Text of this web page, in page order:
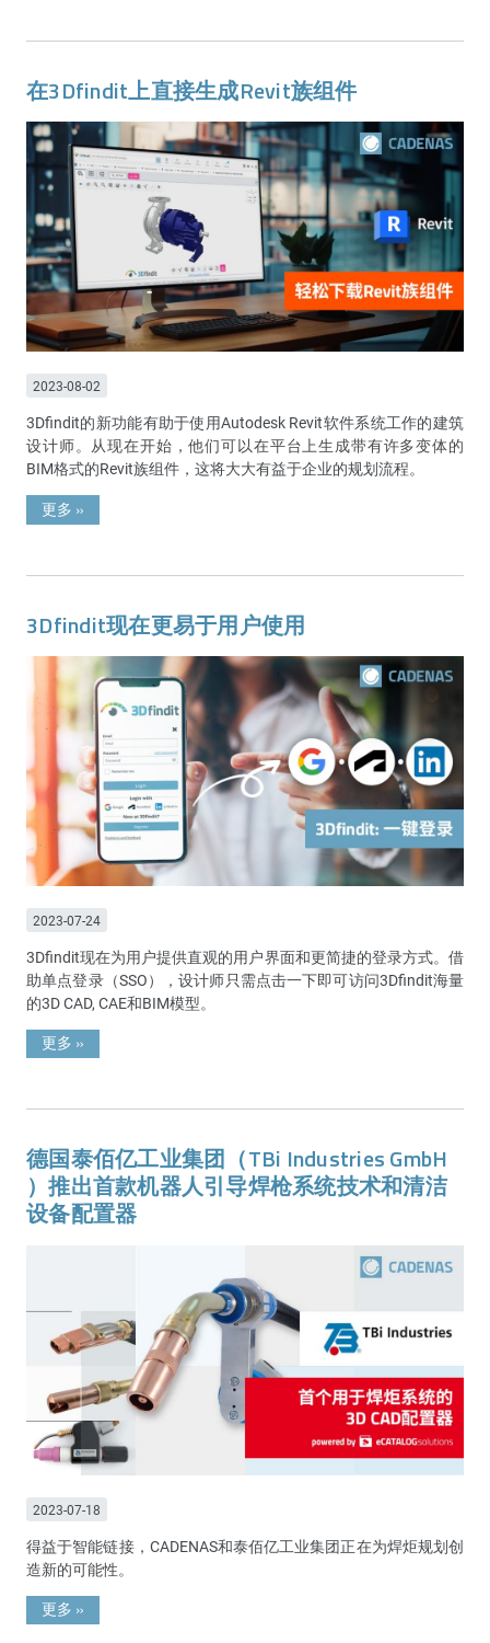
在3Dfindit上直接生成Revit族组件
2023-08-02
3Dfindit的新功能有助于使用Autodesk Revit软件系统工作的建筑
设计师。从现在开始，他们可以在平台上生成带有许多变体的
BIM格式的Revit族组件，这将大大有益于企业的规划流程。
更多 »
3Dfindit现在更易于用户使用
2023-07-24
3Dfindit现在为用户提供直观的用户界面和更简捷的登录方式。借
助单点登录（SSO），设计师只需点击一下即可访问3Dfindit海量
的3D CAD, CAE和BIM模型。
更多 »
德国泰佰亿工业集团（TBi Industries GmbH
）推出首款机器人引导焊枪系统技术和清洁
设备配置器
2023-07-18
得益于智能链接，CADENAS和泰佰亿工业集团正在为焊炬规划创
造新的可能性。
更多 »